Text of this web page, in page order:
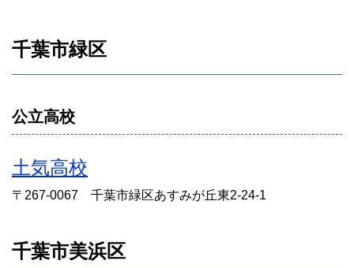
千葉市緑区
公立高校
土気高校
〒267-0067 千葉市緑区あすみが丘東2-24-1
千葉市美浜区